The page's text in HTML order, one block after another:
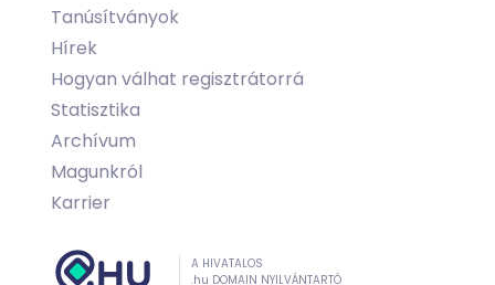
Tanúsítványok
Hírek
Hogyan válhat regisztrátorrá
Statisztika
Archívum
Magunkról
Karrier
A HIVATALOS
.hu DOMAIN NYILVÁNTARTÓ